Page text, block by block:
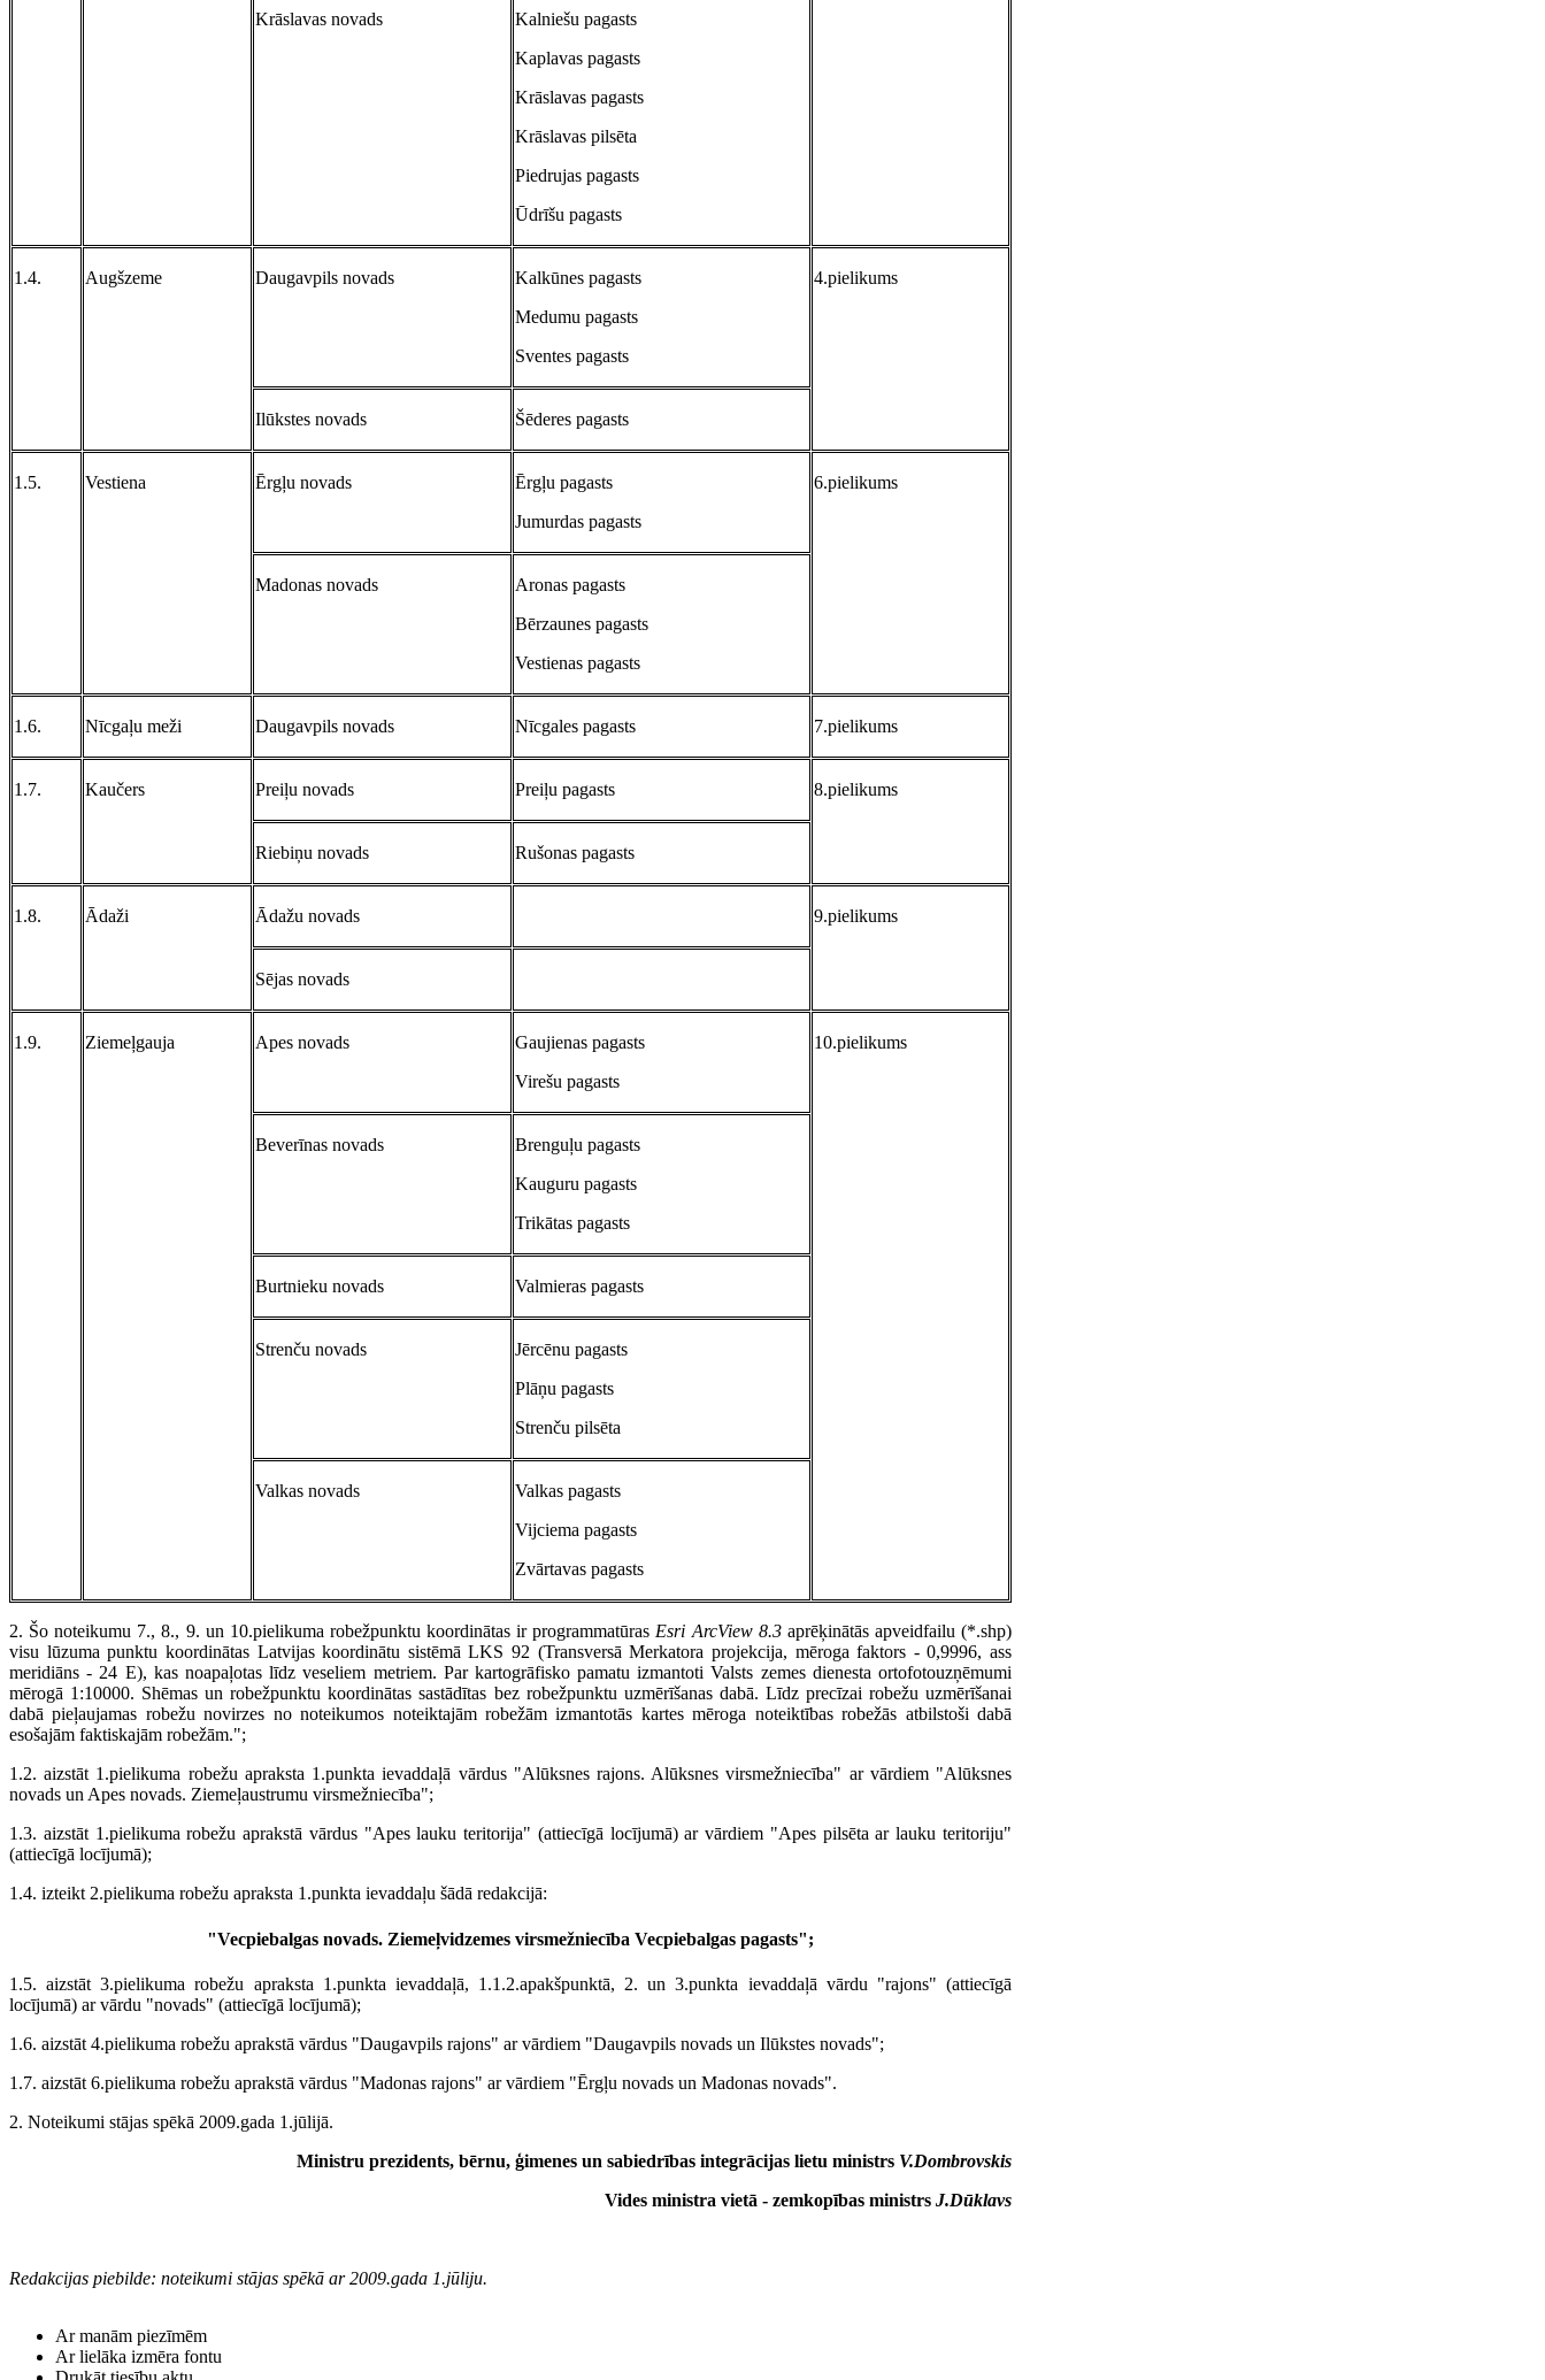
Krāslavas novads
Kalniešu pagasts
Kaplavas pagasts
Krāslavas pagasts
Krāslavas pilsēta
Piedrujas pagasts
Ūdrīšu pagasts
1.4. Augšzeme Daugavpils novads
Kalkūnes pagasts
Medumu pagasts
Sventes pagasts
4.pielikums
Ilūkstes novads Šēderes pagasts
1.5. Vestiena Ērgļu novads
Ērgļu pagasts
Jumurdas pagasts
6.pielikums
Madonas novads
Aronas pagasts
Bērzaunes pagasts
Vestienas pagasts
1.6. Nīcgaļu meži Daugavpils novads Nīcgales pagasts 7.pielikums
1.7. Kaučers Preiļu novads Preiļu pagasts 8.pielikums
Riebiņu novads Rušonas pagasts
1.8. Ādaži Ādažu novads 9.pielikums
Sējas novads
1.9. Ziemeļgauja Apes novads
Gaujienas pagasts
Virešu pagasts
10.pielikums
Beverīnas novads
Brenguļu pagasts
Kauguru pagasts
Trikātas pagasts
Burtnieku novads Valmieras pagasts
Strenču novads
Jērcēnu pagasts
Plāņu pagasts
Strenču pilsēta
Valkas novads
Valkas pagasts
Vijciema pagasts
Zvārtavas pagasts
2. Šo noteikumu 7., 8., 9. un 10.pielikuma robežpunktu koordinātas ir programmatūrasEsri ArcView 8.3aprēķinātās apveidfailu (*.shp)
visu lūzuma punktu koordinātas Latvijas koordinātu sistēmā LKS 92 (Transversā Merkatora projekcija, mēroga faktors - 0,9996, ass
meridiāns - 24 E), kas noapaļotas līdz veseliem metriem. Par kartogrāfisko pamatu izmantoti Valsts zemes dienesta ortofotouzņēmumi
mērogā 1:10000. Shēmas un robežpunktu koordinātas sastādītas bez robežpunktu uzmērīšanas dabā. Līdz precīzai robežu uzmērīšanai
dabā pieļaujamas robežu novirzes no noteikumos noteiktajām robežām izmantotās kartes mēroga noteiktības robežās atbilstoši dabā
esošajām faktiska­jām robežām.";
1.2. aizstāt 1.pielikuma robežu apraksta 1.punkta ievaddaļā vārdus "Alūksnes rajons. Alūksnes virsmežniecība" ar vārdiem "Alūksnes
novads un Apes novads. Ziemeļ­austrumu virsmežniecība";
1.3. aizstāt 1.pielikuma robežu aprakstā vārdus "Apes lauku teritorija" (attiecīgā locījumā) ar vārdiem "Apes pilsēta ar lauku teritoriju"
(attiecīgā locījumā);
1.4. izteikt 2.pielikuma robežu apraksta 1.punkta ievaddaļu šādā redakcijā:
"Vecpiebalgas novads. Ziemeļvidzemes virsmežniecība Vecpiebalgas pagasts";
1.5. aizstāt 3.pielikuma robežu apraksta 1.punkta ievaddaļā, 1.1.2.apakšpunktā, 2. un 3.punkta ievaddaļā vārdu "rajons" (attiecīgā
locījumā) ar vārdu "novads" (attiecīgā locījumā);
1.6. aizstāt 4.pielikuma robežu aprakstā vārdus "Daugavpils rajons" ar vārdiem "Daugavpils novads un Ilūkstes novads";
1.7. aizstāt 6.pielikuma robežu aprakstā vārdus "Madonas rajons" ar vārdiem "Ērgļu novads un Madonas novads".
2. Noteikumi stājas spēkā 2009.gada 1.jūlijā.
Ministru prezidents, bērnu, ģimenes un sabiedrības integrācijas lietu ministrs V.Dombrovskis
Vides ministra vietā - zemkopības ministrs J.Dūklavs
Redakcijas piebilde: noteikumi stājas spēkā ar 2009.gada 1.jūliju.
Ar manām piezīmēm
Ar lielāka izmēra fontu